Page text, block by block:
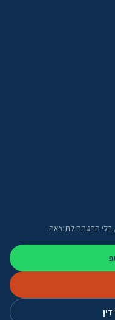
בלי הבטחה לתוצאה.